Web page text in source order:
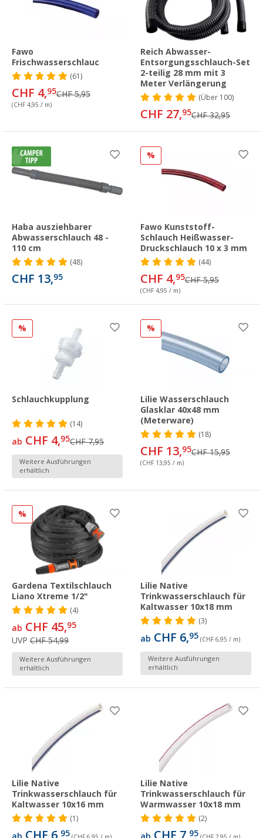
Fawo
Frischwasserschlauc
(61)
CHF 4,95CHF 5,95
(CHF 4,95 / m)
Reich Abwasser-
Entsorgungsschlauch-Set
2-teilig 28 mm mit 3
Meter Verlängerung
(Über100)
CHF 27,95CHF 32,95
Haba ausziehbarer
Abwasserschlauch 48 -
110 cm
(48)
CHF 13,95
%
Fawo Kunststoff-
Schlauch Heißwasser-
Druckschlauch 10 x 3 mm
(44)
CHF 4,95CHF 5,95
(CHF 4,95 / m)
%
Schlauchkupplung
(14)
ab CHF 4,95CHF 7,95
Weitere Ausführungen
erhältlich
%
Lilie Wasserschlauch
Glasklar 40x48 mm
(Meterware)
(18)
CHF 13,95CHF 15,95
(CHF 13,95 / m)
%
Gardena Textilschlauch
Liano Xtreme 1/2"
(4)
ab CHF 45,95
UVP CHF 54,99
Weitere Ausführungen
erhältlich
Lilie Native
Trinkwasserschlauch für
Kaltwasser 10x18 mm
(3)
ab CHF 6,95 (CHF 6,95 / m)
Weitere Ausführungen
erhältlich
Lilie Native
Trinkwasserschlauch für
Kaltwasser 10x16 mm
(1)
CHF 6, 95
Lilie Native
Trinkwasserschlauch für
Warmwasser 10x18 mm
(2)
CHF 7, 95